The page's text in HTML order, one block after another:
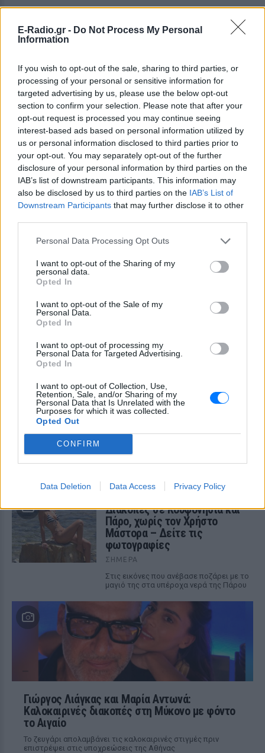
E-Radio.gr - Do Not Process My Personal
Information
If you wish to opt-out of the sale, sharing to third parties, or
processing of your personal or sensitive information for
targeted advertising by us, please use the below opt-out
section to confirm your selection. Please note that after your
opt-out request is processed you may continue seeing
interest-based ads based on personal information utilized by
us or personal information disclosed to third parties prior to
your opt-out. You may separately opt-out of the further
disclosure of your personal information by third parties on the
IAB’s list of downstream participants. This information may
also be disclosed by us to third parties on the IAB’s List of
Downstream Participants that may further disclose it to other
Personal Data Processing Opt Outs
I want to opt-out of the Sharing of my
personal data.
Opted In
I want to opt-out of the Sale of my
Personal Data.
Opted In
I want to opt-out of processing my
Personal Data for Targeted Advertising.
Opted In
I want to opt-out of Collection, Use,
Retention, Sale, and/or Sharing of my
Personal Data that Is Unrelated with the
Purposes for which it was collected.
Opted Out
CONFIRM
Data Deletion Data Access Privacy Policy
ΔΕΙΤΕ ΕΠΙΣΗΣ
ΣΤΗΝ ΙΔΙΑ ΚΑΤΗΓΟΡΙΑ
Βλαδίμηρος Κυριακίδης: «Ο
αυτόν»
ο γνωστός ηθοποιός Βλαδίμηρος
Κυριακίδης εξήγησε γιατί δεν πιστεύει
στον Θεό και τι τον γοητεύει στη
Τους είδαν με δαχτυλίδι
αρραβώνων στο Παρίσι ‑
Μήπως διάσημο ζευγάρι έκανε
Το ζευγάρι εντοπίστηκε στο Παρίσι με
βέρες του γαλλικού οίκου Boucheron στο
Διακοπές σε Κουφονήσια και
Πάρο, χωρίς τον Χρήστο
Μάστορα – Δείτε τις
φωτογραφίες
ΣΉΜΕΡΑ
Στις εικόνες που ανέβασε ποζάρει με το
μαγιό της στα υπέροχα νερά της Πάρου
Γιώργος Λιάγκας και Μαρία Αντωνά:
Καλοκαιρινές διακοπές στη Μύκονο με φόντο
το Αιγαίο
Το ζευγάρι απολαμβάνει τις καλοκαιρινές στιγμές πριν
επιστρέψει στις υποχρεώσεις της Αθήνας